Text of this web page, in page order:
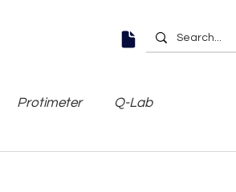
Protimeter Q-Lab